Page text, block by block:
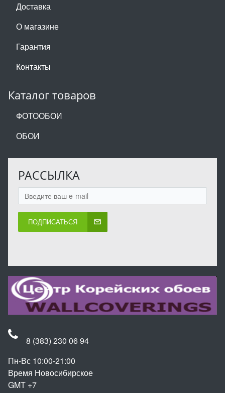
Доставка
О магазине
Гарантия
Контакты
Каталог товаров
ФОТООБОИ
ОБОИ
РАССЫЛКА
ПОДПИСАТЬСЯ
8 (383) 230 06 94
Пн-Вс 10:00-21:00
Время Новосибирское
GMT +7